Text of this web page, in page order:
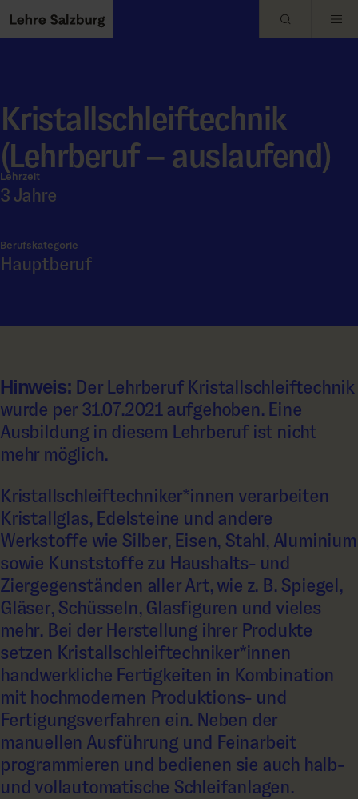
Skip to main content
Kristallschleiftechnik
(Lehrberuf – auslaufend)
Lehrzeit
3 Jahre
Berufskategorie
Hauptberuf
Hinweis: Der Lehrberuf Kristallschleiftechnik
wurde per 31.07.2021 aufgehoben. Eine
Ausbildung in diesem Lehrberuf ist nicht
mehr möglich.
Kristallschleiftechniker*innen verarbeiten
Kristallglas, Edelsteine und andere
Werkstoffe wie Silber, Eisen, Stahl, Aluminium
sowie Kunststoffe zu Haushalts- und
Ziergegenständen aller Art, wie z. B. Spiegel,
Gläser, Schüsseln, Glasfiguren und vieles
mehr. Bei der Herstellung ihrer Produkte
setzen Kristallschleiftechniker*innen
handwerkliche Fertigkeiten in Kombination
mit hochmodernen Produktions- und
Fertigungsverfahren ein. Neben der
manuellen Ausführung und Feinarbeit
programmieren und bedienen sie auch halb-
und vollautomatische Schleifanlagen.